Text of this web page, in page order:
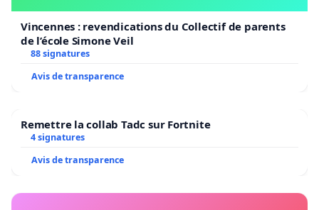
Vincennes : revendications du Collectif de parents
de l’école Simone Veil
88 signatures
Avis de transparence
Remettre la collab Tadc sur Fortnite
4 signatures
Avis de transparence